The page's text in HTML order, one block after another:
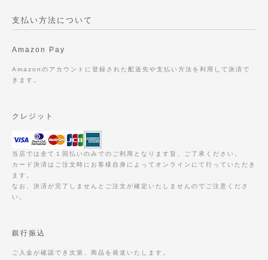
支払い方法について
Amazon Pay
Amazonのアカウントに登録された配送先や支払い方法を利用して決済で
きます。
クレジット
当店では全て１回払いのみでのご利用となります旨、ご了承ください。
カード決済はご注文時にお客様自身によってオンラインにて行っていただき
ます。
なお、決済が完了しませんとご注文が確定いたしませんのでご注意くださ
い。
銀行振込
ご入金が確認でき次第、商品を発送いたします。